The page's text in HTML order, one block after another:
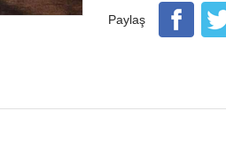
Paylaş